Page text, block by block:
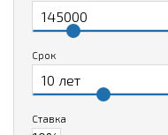
Срок
Ставка